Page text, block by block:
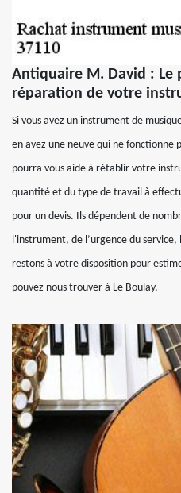
Antiquaire M. David : Le
réparation de votre
Si vous avez un instrument de
en avez une neuve qui ne fonctionne
pourra vous aide à rétablir votre
quantité et du type de travail à
pour un devis. Ils dépendent de
l'instrument, de l’urgence du
restons à votre disposition pour
pouvez nous trouver à Le Boulay.